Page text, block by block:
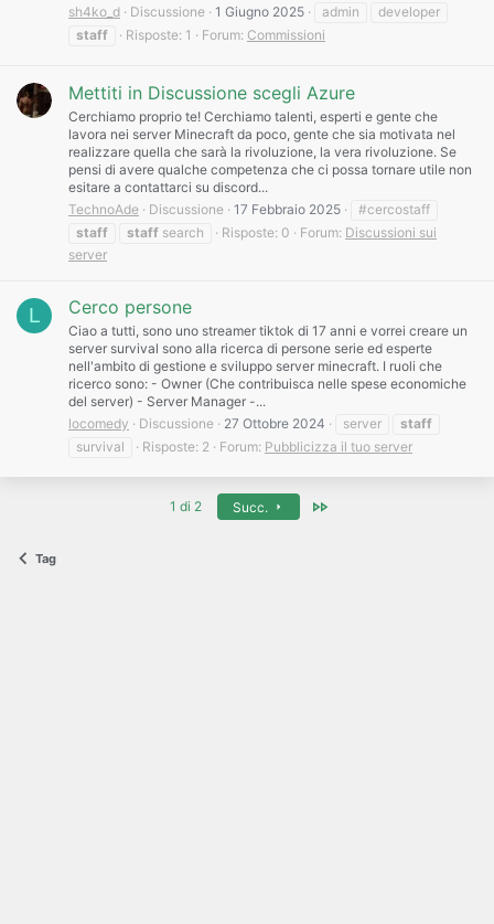
sh4ko_d
Discussione 1 Giugno 2025 admin
developer
staff
Risposte: 1 Forum: Commissioni
Mettiti in Discussione scegli Azure
Cerchiamo proprio te! Cerchiamo talenti, esperti e gente che
lavora nei server Minecraft da poco, gente che sia motivata nel
realizzare quella che sarà la rivoluzione, la vera rivoluzione. Se
pensi di avere qualche competenza che ci possa tornare utile non
esitare a contattarci su discord...
TechnoAde
Discussione 17 Febbraio 2025
#cercostaff
staff
staff search Risposte: 0 Forum: Discussioni sui
server
L Cerco persone
Ciao a tutti, sono uno streamer tiktok di 17 anni e vorrei creare un
server survival sono alla ricerca di persone serie ed esperte
nell'ambito di gestione e sviluppo server minecraft. I ruoli che
ricerco sono: - Owner (Che contribuisca nelle spese economiche
del server) - Server Manager -...
locomedy
Discussione 27 Ottobre 2024 server
staff
survival
Risposte: 2 Forum: Pubblicizza il tuo server
1 di 2 Succ.
Tag